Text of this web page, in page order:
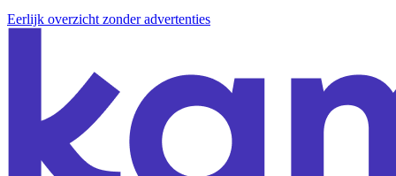
Eerlijk overzicht zonder advertenties